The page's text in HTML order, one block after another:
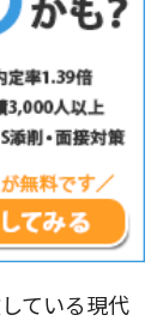
ている現代